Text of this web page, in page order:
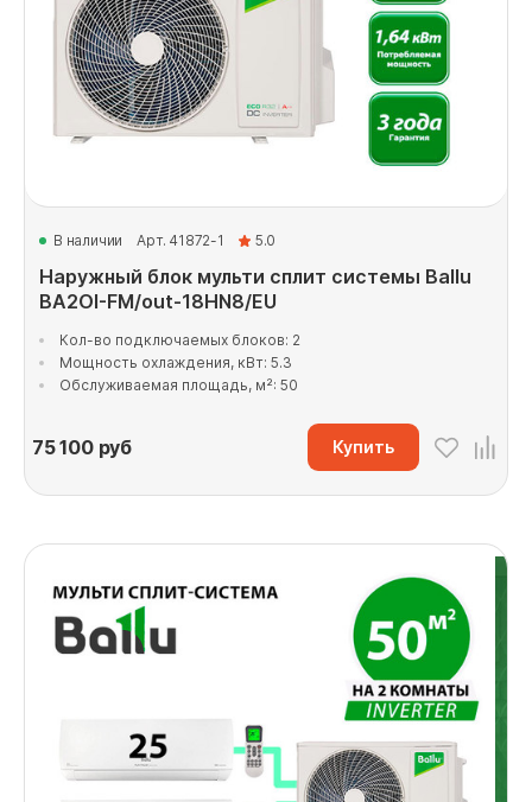
В наличии Арт. 41872-1 5.0
Наружный блок мульти сплит системы Ballu
BA2OI-FM/out-18HN8/EU
Кол-во подключаемых блоков: 2
Мощность охлаждения, кВт: 5.3
Обслуживаемая площадь, м²: 50
75 100руб Купить